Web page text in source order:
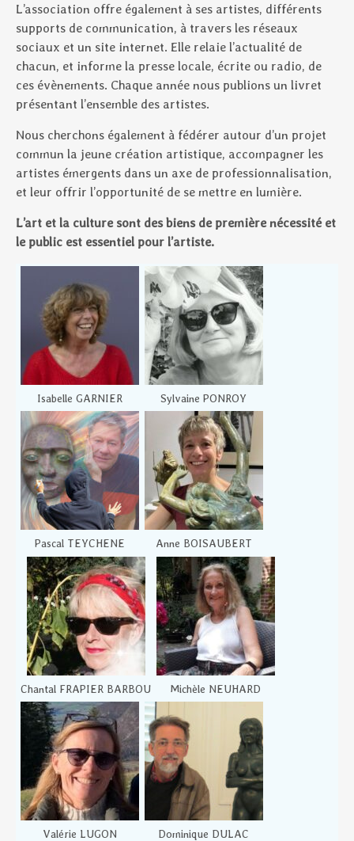
L’association offre également à ses artistes, différents
supports de communication, à travers les réseaux
sociaux et un site internet. Elle relaie l’actualité de
chacun, et informe la presse locale, écrite ou radio, de
ces évènements. Chaque année nous publions un livret
présentant l’ensemble des artistes.
Nous cherchons également à fédérer autour d’un projet
commun la jeune création artistique, accompagner les
artistes émergents dans un axe de professionnalisation,
et leur offrir l’opportunité de se mettre en lumière.
L’art et la culture sont des biens de première nécessité et
le public est essentiel pour l’artiste.
Isabelle GARNIER Sylvaine PONROY
Pascal TEYCHENE Anne BOISAUBERT
Chantal FRAPIER BARBOU Michèle NEUHARD
Valérie LUGON Dominique DULAC